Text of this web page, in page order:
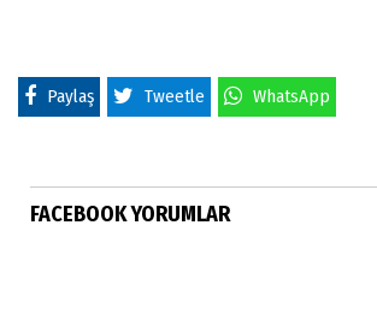
Paylaş Tweetle WhatsApp
FACEBOOK YORUMLAR